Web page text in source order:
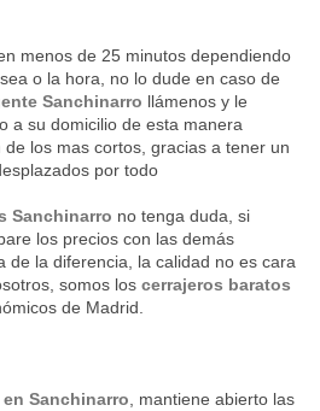
de 25 minutos dependiendo
o la hora, no lo dude en caso de
Sanchinarro llámenos y le
a su domicilio de esta manera
los mas cortos, gracias a tener un
por todo
Sanchinarro no tenga duda, si
los precios con las demás
de la diferencia, la calidad no es cara
somos los cerrajeros baratos
de Madrid.
Sanchinarro, mantiene abierto las